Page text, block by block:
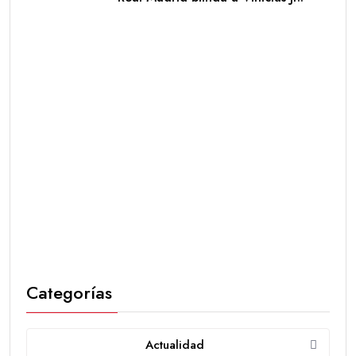
Categorías
Actualidad